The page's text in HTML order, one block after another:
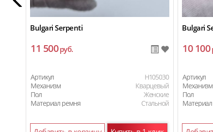
Bulgari Serpenti
11 500руб.
Артикул
H105030
Механизм
Кварцевый
Пол
Женские
Материал ремня
Стальной
Bulgari
10 100
Артикул
Механизм
Пол